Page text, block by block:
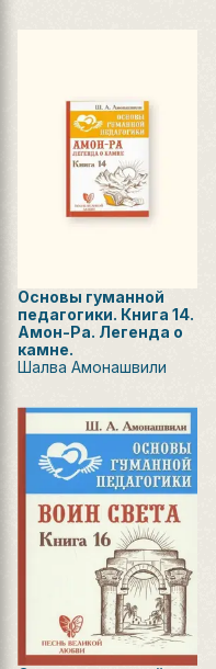
Основы гуманной
педагогики. Книга 14.
Амон-Ра. Легенда о
камне.
Шалва Амонашвили